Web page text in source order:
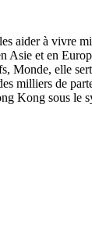
aider à vivre
Asie et en
Monde, elle
milliers de
Kong sous le